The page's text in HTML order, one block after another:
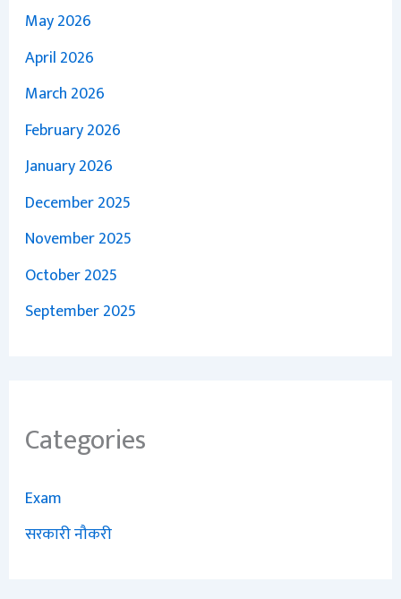
May 2026
April 2026
March 2026
February 2026
January 2026
December 2025
November 2025
October 2025
September 2025
Categories
Exam
सरकारी नौकरी